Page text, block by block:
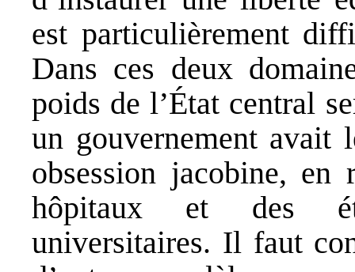
est particulièrement
Dans ces deux
poids de l’État central
un gouvernement avait
obsession jacobine, en
hôpitaux et des
universitaires. Il faut